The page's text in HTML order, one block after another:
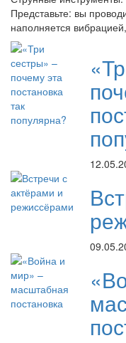
Представьте: вы
наполняется